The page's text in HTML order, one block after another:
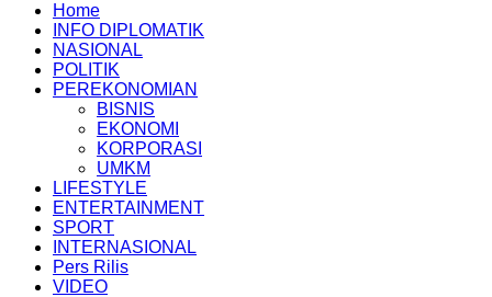
Home
INFO DIPLOMATIK
NASIONAL
POLITIK
PEREKONOMIAN
BISNIS
EKONOMI
KORPORASI
UMKM
LIFESTYLE
ENTERTAINMENT
SPORT
INTERNASIONAL
Pers Rilis
VIDEO